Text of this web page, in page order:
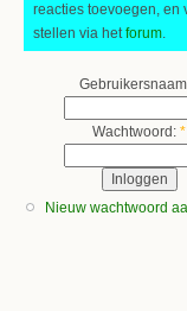
reacties toevoegen, en
stellen via hetforum.
Wachtwoord: *
Nieuw wachtwoord